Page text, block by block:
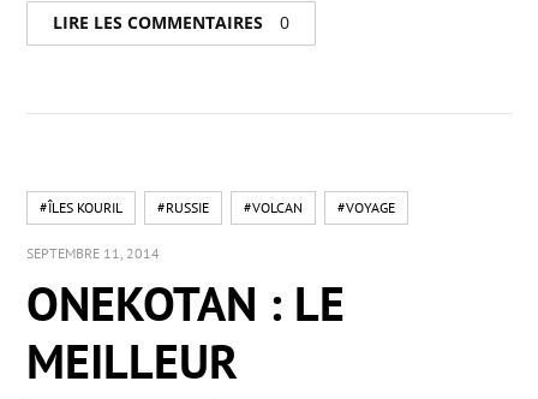
LIRE LES COMMENTAIRES 0
#ÎLES KOURIL #RUSSIE #VOLCAN #VOYAGE
SEPTEMBRE 11, 2014
ONEKOTAN : LE
MEILLEUR